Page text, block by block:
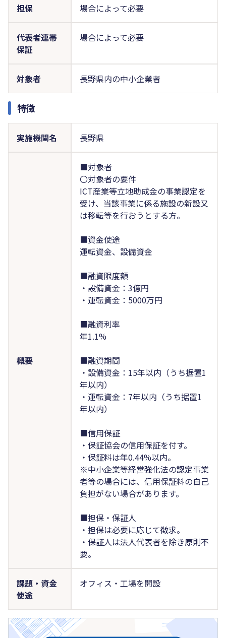
担保 場合によって必要
代表者連帯
保証
場合によって必要
対象者 長野県内の中小企業者
特徴
実施機関名 長野県
概要
■対象者
〇対象者の要件
ICT産業等立地助成金の事業認定を
受け、当該事業に係る施設の新設又
は移転等を行おうとする方。
■資金使途
運転資金、設備資金
■融資限度額
・設備資金：3億円
・運転資金：5000万円
■融資利率
年1.1%
■融資期間
・設備資金：15年以内（うち据置1
年以内）
・運転資金：7年以内（うち据置1
年以内）
■信用保証
・保証協会の信用保証を付す。
・保証料は年0.44%以内。
※中小企業等経営強化法の認定事業
者等の場合には、信用保証料の自己
負担がない場合があります。
■担保・保証人
・担保は必要に応じて徴求。
・保証人は法人代表者を除き原則不
要。
課題・資金
使途
オフィス・工場を開設